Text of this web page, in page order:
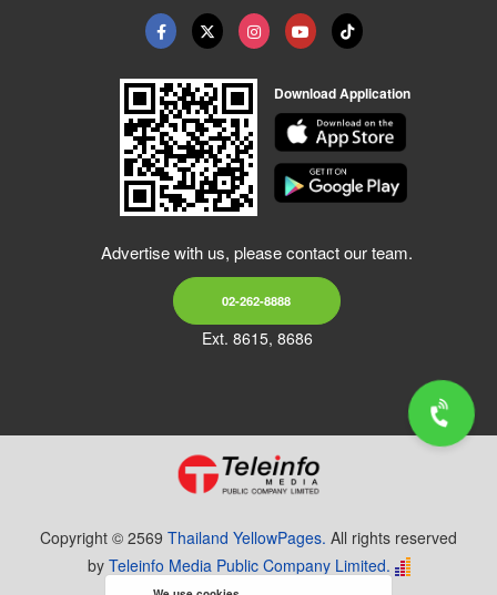
Download Application
Advertise with us, please contact our team.
02-262-8888
Ext. 8615, 8686
Copyright © 2569 Thailand YellowPages. All rights reserved
by Teleinfo Media Public Company Limited.